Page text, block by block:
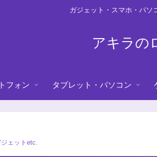
ガジェット・スマホ・パソ
アキラの
フォン タブレット・パソコン
ェットetc.